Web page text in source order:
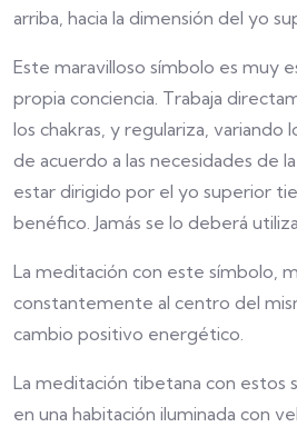
arriba, hacia la dimensión del yo
Este maravilloso símbolo es muy
propia conciencia. Trabaja
los chakras, y regulariza, variando
de acuerdo a las necesidades de
estar dirigido por el yo superior
benéfico. Jamás se lo deberá
La meditación con este símbolo,
constantemente al centro del
cambio positivo energético.
La meditación tibetana con estos
en una habitación iluminada con